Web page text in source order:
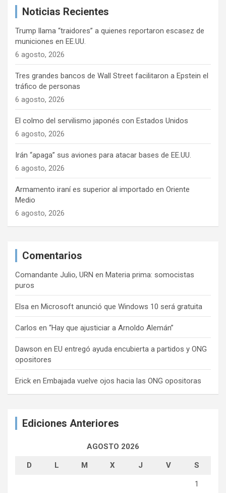
Noticias Recientes
Trump llama “traidores” a quienes reportaron escasez de
municiones en EE.UU.
6 agosto, 2026
Tres grandes bancos de Wall Street facilitaron a Epstein el
tráfico de personas
6 agosto, 2026
El colmo del servilismo japonés con Estados Unidos
6 agosto, 2026
Irán “apaga” sus aviones para atacar bases de EE.UU.
6 agosto, 2026
Armamento iraní es superior al importado en Oriente
Medio
6 agosto, 2026
Comentarios
Comandante Julio, URN en Materia prima: somocistas
puros
Elsa en Microsoft anunció que Windows 10 será gratuita
Carlos en “Hay que ajusticiar a Arnoldo Alemán”
Dawson en EU entregó ayuda encubierta a partidos y ONG
opositores
Erick en Embajada vuelve ojos hacia las ONG opositoras
Ediciones Anteriores
AGOSTO 2026
D L M X J V S
1